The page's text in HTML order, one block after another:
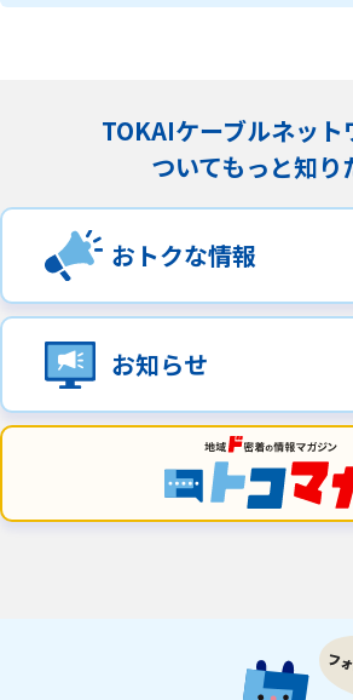
TOKAIケーブルネット
ついてもっと知り
おトクな情報
お知らせ